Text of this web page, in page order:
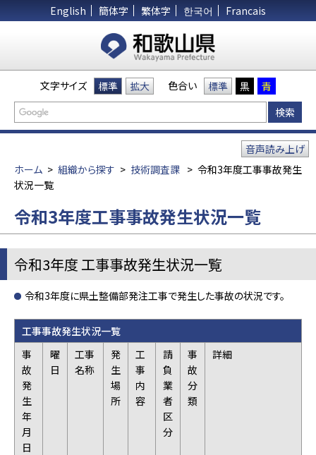
English 簡体字 繁体字 한국어 Francais
文字サイズ 標準 拡大 色合い 標準 黒 青
ホーム > 組織から探す > 技術調査課 > 令和3年度工事事故発生
状況一覧
音声読み上げ
令和3年度工事事故発生状況一覧
令和3年度 工事事故発生状況一覧
令和3年度に県土整備部発注工事で発生した事故の状況です。
工事事故発生状況一覧
事
故
発
生
年
月
日
曜
日
工事
名称
発
生
場
所
工
事
内
容
請
負
業
者
区
分
事
故
分
類
詳細